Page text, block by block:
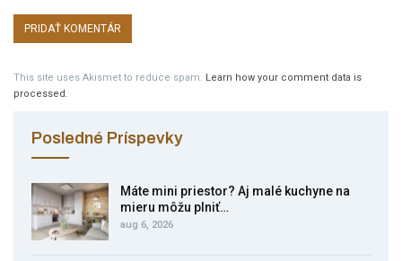
This site uses Akismet to reduce spam. Learn how your comment data is
processed.
Posledné Príspevky
Máte mini priestor? Aj malé kuchyne na
mieru môžu plniť…
aug 6, 2026